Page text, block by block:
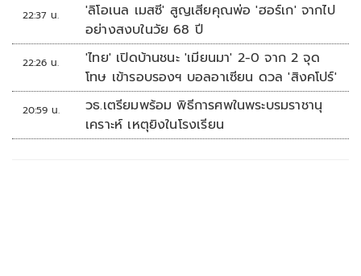
22:37 น.
'ลิโอเนล เมสซี' สูญเสียคุณพ่อ 'ฮอร์เก' จากไป
อย่างสงบในวัย 68 ปี
22:26 น.
'ไทย' เปิดบ้านชนะ 'เมียนมา' 2-0 จาก 2 จุด
โทษ เข้ารอบรองฯ บอลอาเซียน ดวล 'สิงคโปร์'
20:59 น.
วธ.เตรียมพร้อม พิธีการศพในพระบรมราชานุ
เคราะห์ เหตุยิงในโรงเรียน